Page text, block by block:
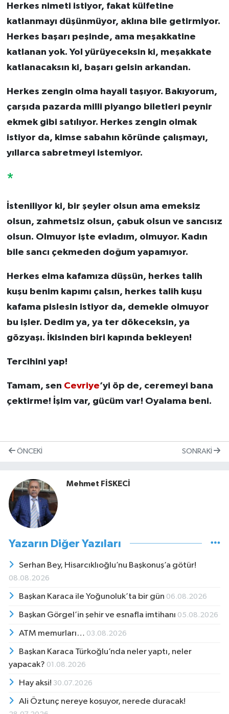
Herkes nimeti istiyor, fakat külfetine
katlanmayı düşünmüyor, aklına bile getirmiyor.
Herkes başarı peşinde, ama meşakkatine
katlanan yok. Yol yürüyeceksin ki, meşakkate
katlanacaksın ki, başarı gelsin arkandan.
Herkes zengin olma hayali taşıyor. Bakıyorum,
çarşıda pazarda milli piyango biletleri peynir
ekmek gibi satılıyor. Herkes zengin olmak
istiyor da, kimse sabahın köründe çalışmayı,
yıllarca sabretmeyi istemiyor.
*
İsteniliyor ki, bir şeyler olsun ama emeksiz
olsun, zahmetsiz olsun, çabuk olsun ve sancısız
olsun. Olmuyor işte evladım, olmuyor. Kadın
bile sancı çekmeden doğum yapamıyor.
Herkes elma kafamıza düşsün, herkes talih
kuşu benim kapımı çalsın, herkes talih kuşu
kafama pislesin istiyor da, demekle olmuyor
bu işler. Dedim ya, ya ter dökeceksin, ya
gözyaşı. İkisinden biri kapında bekleyen!
Tercihini yap!
Tamam, sen Cevriye’yi öp de, ceremeyi bana
çektirme! İşim var, gücüm var! Oyalama beni.
ÖNCEKI SONRAKI
Mehmet FİSKECİ
Yazarın Diğer Yazıları
Serhan Bey, Hisarcıklıoğlu’nu Başkonuş’a götür!
08.08.2026
Başkan Karaca ile Yoğunoluk’ta bir gün 06.08.2026
Başkan Görgel’in şehir ve esnafla imtihanı 05.08.2026
ATM memurları… 03.08.2026
Başkan Karaca Türkoğlu’nda neler yaptı, neler
yapacak? 01.08.2026
Hay aksi! 30.07.2026
Ali Öztunç nereye koşuyor, nerede duracak!